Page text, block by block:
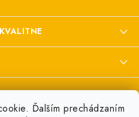
Ďalším prechádzaním